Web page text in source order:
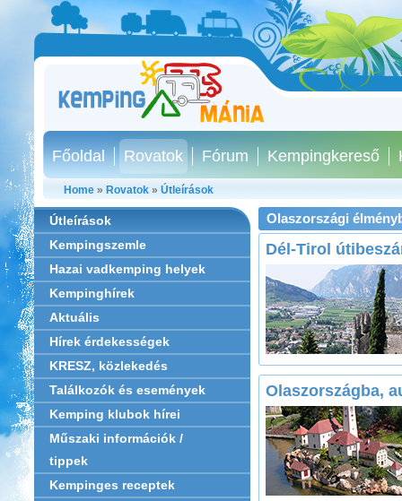
Főoldal Rovatok Fórum Kempingkereső
Home » Rovatok » Útleírások
Útleírások
Kempingszemle
Hazai vadkemping helyek
Kempinghírek
Aktuális
Hírek érdekességek
KRESZ, közlekedés
Találkozók és események
Kemping klubok hírei
Műszaki információk /
tippek
Kempinges receptek
Olaszországi
Dél-Tirol
Olaszországba,